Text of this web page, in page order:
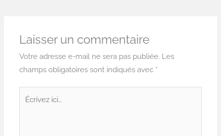
Laisser un commentaire
Votre adresse e-mail ne sera pas publiée. Les
champs obligatoires sont indiqués avec *